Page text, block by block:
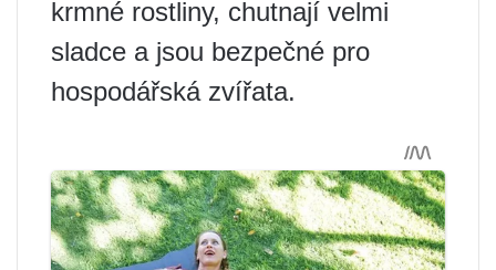
krmné rostliny, chutnají velmi
sladce a jsou bezpečné pro
hospodářská zvířata.